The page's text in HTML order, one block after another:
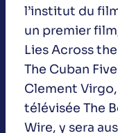
l’institut du
un premier
Lies Across
The Cuban
Clement
télévisée The
Wire, y sera